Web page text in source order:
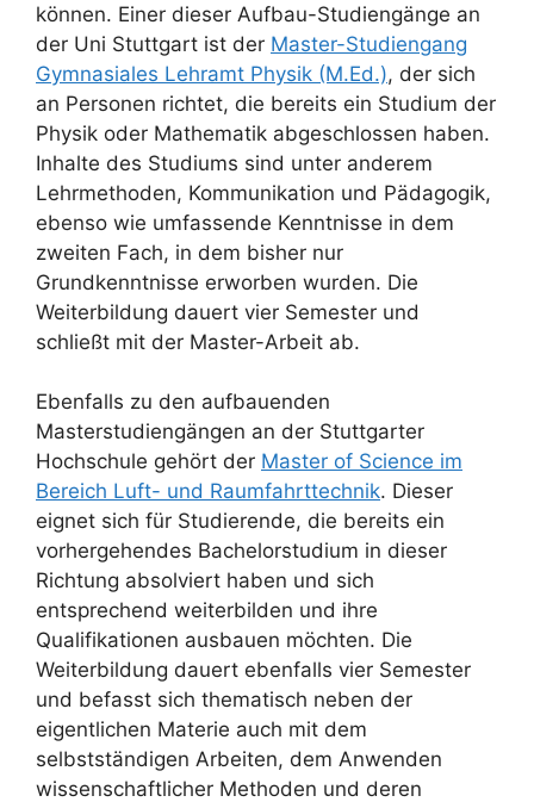
können. Einer dieser Aufbau-Studiengänge an
der Uni Stuttgart ist der Master-Studiengang
Gymnasiales Lehramt Physik (M.Ed.), der sich
an Personen richtet, die bereits ein Studium der
Physik oder Mathematik abgeschlossen haben.
Inhalte des Studiums sind unter anderem
Lehrmethoden, Kommunikation und Pädagogik,
ebenso wie umfassende Kenntnisse in dem
zweiten Fach, in dem bisher nur
Grundkenntnisse erworben wurden. Die
Weiterbildung dauert vier Semester und
schließt mit der Master-Arbeit ab.
Ebenfalls zu den aufbauenden
Masterstudiengängen an der Stuttgarter
Hochschule gehört der Master of Science im
Bereich Luft- und Raumfahrttechnik. Dieser
eignet sich für Studierende, die bereits ein
vorhergehendes Bachelorstudium in dieser
Richtung absolviert haben und sich
entsprechend weiterbilden und ihre
Qualifikationen ausbauen möchten. Die
Weiterbildung dauert ebenfalls vier Semester
und befasst sich thematisch neben der
eigentlichen Materie auch mit dem
selbstständigen Arbeiten, dem Anwenden
wissenschaftlicher Methoden und deren